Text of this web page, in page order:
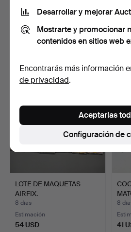
CONSTRUCCIÓN
MECCANO VINTAGE.
8
LOTE DE MAQUETAS
AIRFIX.
8 días
Estimación
54 USD
8
41
Desarrollar y mejorar
Mostrarte y promocionar
contenidos en sitios web
Encontrarás más información
de privacidad.
Configuración de
Aceptarlas